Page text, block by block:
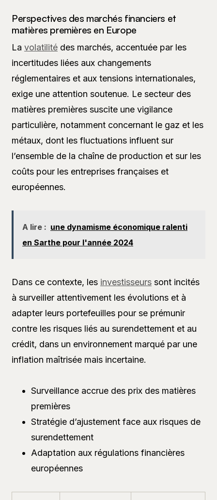
Perspectives des marchés financiers et
matières premières en Europe
La volatilité des marchés, accentuée par les
incertitudes liées aux changements
réglementaires et aux tensions internationales,
exige une attention soutenue. Le secteur des
matières premières suscite une vigilance
particulière, notamment concernant le gaz et les
métaux, dont les fluctuations influent sur
l’ensemble de la chaîne de production et sur les
coûts pour les entreprises françaises et
européennes.
A lire : une dynamisme économique ralenti
en Sarthe pour l'année 2024
Dans ce contexte, les investisseurs sont incités
à surveiller attentivement les évolutions et à
adapter leurs portefeuilles pour se prémunir
contre les risques liés au surendettement et au
crédit, dans un environnement marqué par une
inflation maîtrisée mais incertaine.
Surveillance accrue des prix des matières
premières
Stratégie d’ajustement face aux risques de
surendettement
Adaptation aux régulations financières
européennes